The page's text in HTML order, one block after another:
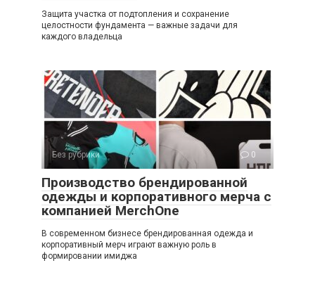
Защита участка от подтопления и сохранение
целостности фундамента — важные задачи для
каждого владельца
Без рубрики 0
Производство брендированной
одежды и корпоративного мерча с
компанией MerchOne
В современном бизнесе брендированная одежда и
корпоративный мерч играют важную роль в
формировании имиджа